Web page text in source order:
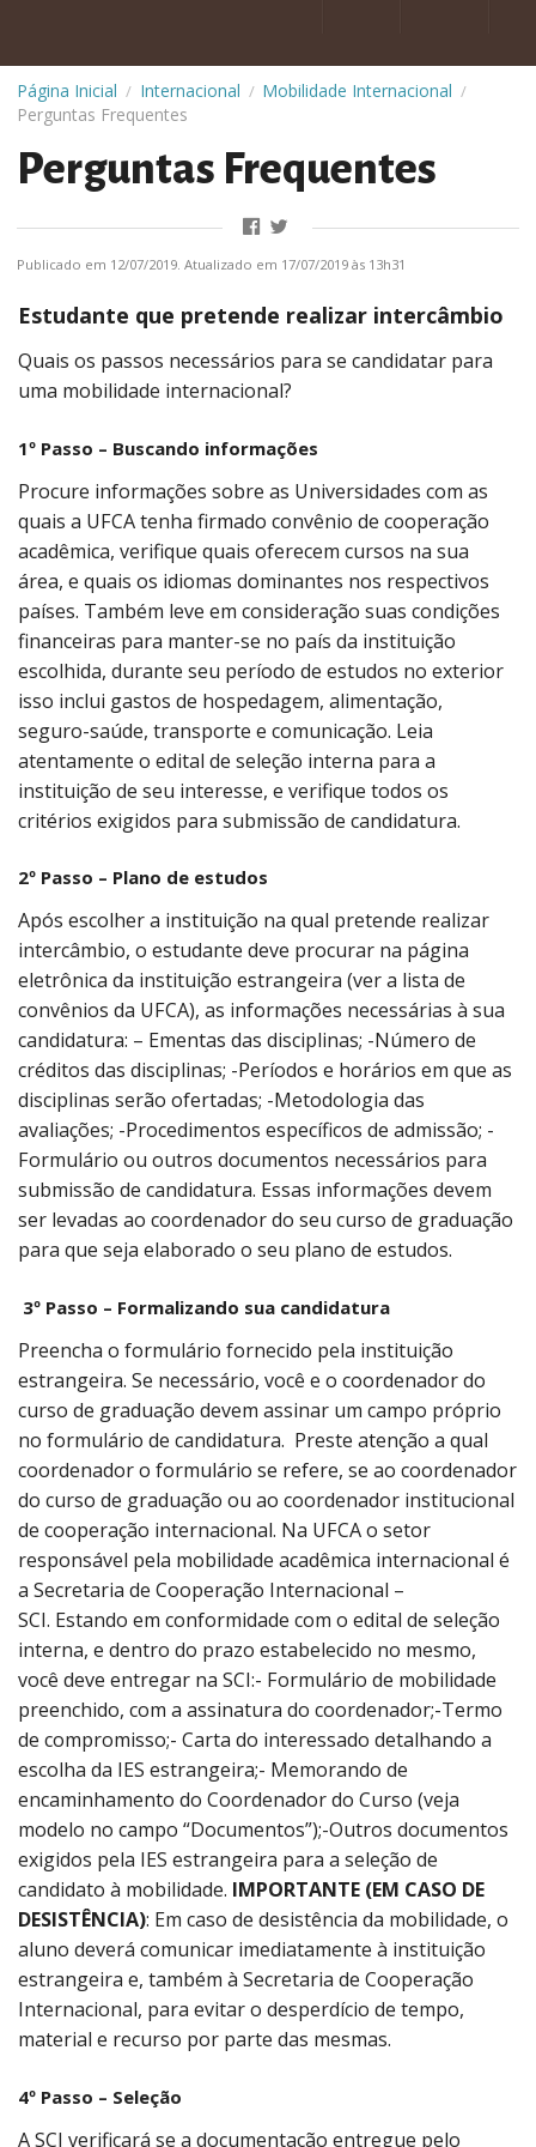
Página Inicial / Internacional / Mobilidade Internacional /
Perguntas Frequentes
Perguntas Frequentes
Publicado em 12/07/2019. Atualizado em 17/07/2019 às 13h31
Estudante que pretende realizar intercâmbio
Quais os passos necessários para se candidatar para
uma mobilidade internacional?
1º Passo – Buscando informações
Procure informações sobre as Universidades com as
quais a UFCA tenha firmado convênio de cooperação
acadêmica, verifique quais oferecem cursos na sua
área, e quais os idiomas dominantes nos respectivos
países. Também leve em consideração suas condições
financeiras para manter-se no país da instituição
escolhida, durante seu período de estudos no exterior
isso inclui gastos de hospedagem, alimentação,
seguro-saúde, transporte e comunicação. Leia
atentamente o edital de seleção interna para a
instituição de seu interesse, e verifique todos os
critérios exigidos para submissão de candidatura.
2º Passo – Plano de estudos
Após escolher a instituição na qual pretende realizar
intercâmbio, o estudante deve procurar na página
eletrônica da instituição estrangeira (ver a lista de
convênios da UFCA), as informações necessárias à sua
candidatura: – Ementas das disciplinas; -Número de
créditos das disciplinas; -Períodos e horários em que as
disciplinas serão ofertadas; -Metodologia das
avaliações; -Procedimentos específicos de admissão; -
Formulário ou outros documentos necessários para
submissão de candidatura. Essas informações devem
ser levadas ao coordenador do seu curso de graduação
para que seja elaborado o seu plano de estudos.
3º Passo – Formalizando sua candidatura
Preencha o formulário fornecido pela instituição
estrangeira. Se necessário, você e o coordenador do
curso de graduação devem assinar um campo próprio
no formulário de candidatura. Preste atenção a qual
coordenador o formulário se refere, se ao coordenador
do curso de graduação ou ao coordenador institucional
de cooperação internacional. Na UFCA o setor
responsável pela mobilidade acadêmica internacional é
a Secretaria de Cooperação Internacional –
SCI. Estando em conformidade com o edital de seleção
interna, e dentro do prazo estabelecido no mesmo,
você deve entregar na SCI:- Formulário de mobilidade
preenchido, com a assinatura do coordenador;-Termo
de compromisso;- Carta do interessado detalhando a
escolha da IES estrangeira;- Memorando de
encaminhamento do Coordenador do Curso (veja
modelo no campo “Documentos”);-Outros documentos
exigidos pela IES estrangeira para a seleção de
candidato à mobilidade. IMPORTANTE (EM CASO DE
DESISTÊNCIA): Em caso de desistência da mobilidade, o
aluno deverá comunicar imediatamente à instituição
estrangeira e, também à Secretaria de Cooperação
Internacional, para evitar o desperdício de tempo,
material e recurso por parte das mesmas.
4º Passo – Seleção
A SCI verificará se a documentação entregue pelo